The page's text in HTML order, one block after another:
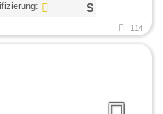
114